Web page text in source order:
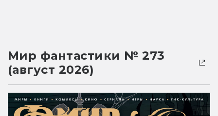
Мир фантастики № 273
(август 2026)